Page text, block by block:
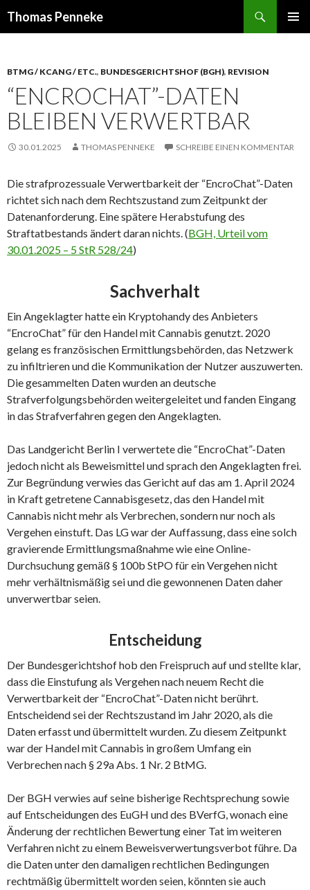
Thomas Penneke
BTMG / KCANG / ETC., BUNDESGERICHTSHOF (BGH), REVISION
“ENCROCHAT”-DATEN
BLEIBEN VERWERTBAR
30.01.2025 THOMAS PENNEKE SCHREIBE EINEN KOMMENTAR
Die strafprozessuale Verwertbarkeit der “EncroChat”-Daten
richtet sich nach dem Rechtszustand zum Zeitpunkt der
Datenanforderung. Eine spätere Herabstufung des
Straftatbestands ändert daran nichts. (BGH, Urteil vom
30.01.2025 – 5 StR 528/24)
Sachverhalt
Ein Angeklagter hatte ein Kryptohandy des Anbieters
“EncroChat” für den Handel mit Cannabis genutzt. 2020
gelang es französischen Ermittlungsbehörden, das Netzwerk
zu infiltrieren und die Kommunikation der Nutzer auszuwerten.
Die gesammelten Daten wurden an deutsche
Strafverfolgungsbehörden weitergeleitet und fanden Eingang
in das Strafverfahren gegen den Angeklagten.
Das Landgericht Berlin I verwertete die “EncroChat”-Daten
jedoch nicht als Beweismittel und sprach den Angeklagten frei.
Zur Begründung verwies das Gericht auf das am 1. April 2024
in Kraft getretene Cannabisgesetz, das den Handel mit
Cannabis nicht mehr als Verbrechen, sondern nur noch als
Vergehen einstuft. Das LG war der Auffassung, dass eine solch
gravierende Ermittlungsmaßnahme wie eine Online-
Durchsuchung gemäß § 100b StPO für ein Vergehen nicht
mehr verhältnismäßig sei und die gewonnenen Daten daher
unverwertbar seien.
Entscheidung
Der Bundesgerichtshof hob den Freispruch auf und stellte klar,
dass die Einstufung als Vergehen nach neuem Recht die
Verwertbarkeit der “EncroChat”-Daten nicht berührt.
Entscheidend sei der Rechtszustand im Jahr 2020, als die
Daten erfasst und übermittelt wurden. Zu diesem Zeitpunkt
war der Handel mit Cannabis in großem Umfang ein
Verbrechen nach § 29a Abs. 1 Nr. 2 BtMG.
Der BGH verwies auf seine bisherige Rechtsprechung sowie
auf Entscheidungen des EuGH und des BVerfG, wonach eine
Änderung der rechtlichen Bewertung einer Tat im weiteren
Verfahren nicht zu einem Beweisverwertungsverbot führe. Da
die Daten unter den damaligen rechtlichen Bedingungen
rechtmäßig übermittelt worden seien, könnten sie auch